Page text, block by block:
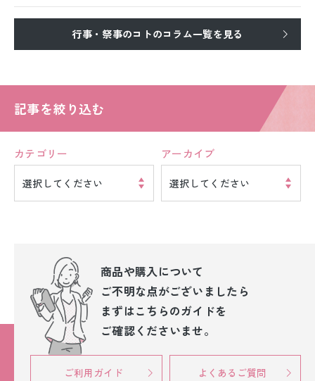
記事を絞り込む
カテゴリー
選択してください
アーカイブ
選択してください
行事・祭事のコトのコラム一覧を見る
商品や購入について
ご不明な点がございましたら
まずはこちらのガイドを
ご確認くださいませ。
ご利用ガイド よくあるご質問